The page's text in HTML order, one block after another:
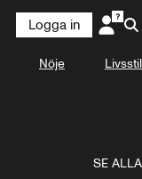
Logga in
Nöje Livsstil
SE ALLA